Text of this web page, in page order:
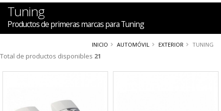
Tuning
Productos de primeras marcas para Tuning
INICIO AUTOMÓVIL EXTERIOR TUNING
Total de productos disponibles 21